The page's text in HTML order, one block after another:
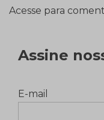
Acesse para
Assine
E-mail